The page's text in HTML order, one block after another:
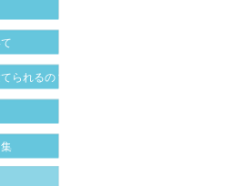
られるの？